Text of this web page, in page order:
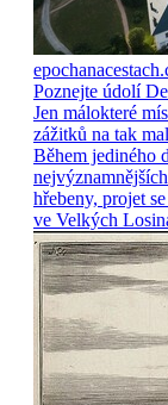
Poznejte údolí
Jen málokteré
zážitků na tak
Během jediného
hřebeny, projet
ve Velkých